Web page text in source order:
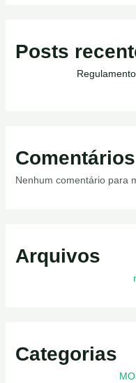
Posts
Comentários
Nenhum comentário para
Arquivos
Categorias